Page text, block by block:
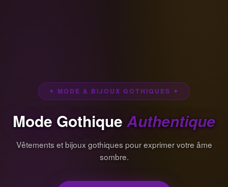
✦ MODE & BIJOUX GOTHIQUES ✦
Mode Gothique Authentique
Vêtements et bijoux gothiques pour exprimer votre âme
sombre.